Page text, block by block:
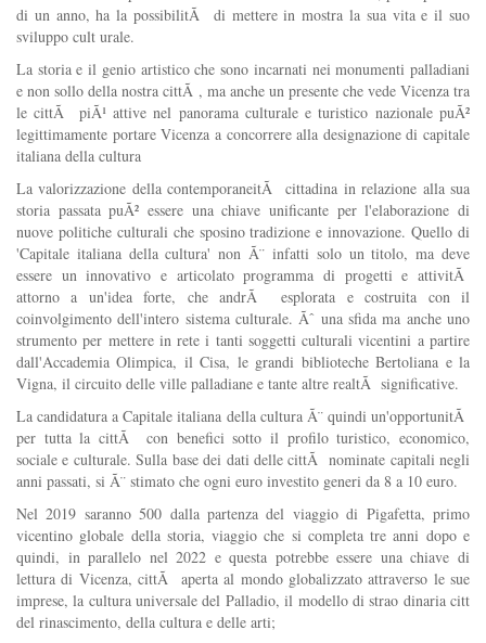
di un anno, ha la possibilitÃ di mettere in mostra la sua vita e il suo
sviluppo cult urale.
La storia e il genio artistico che sono incarnati nei monumenti palladiani
e non sollo della nostra cittÃ , ma anche un presente che vede Vicenza tra
le cittÃ piÃ¹ attive nel panorama culturale e turistico nazionale puÃ²
legittimamente portare Vicenza a concorrere alla designazione di capitale
italiana della cultura
La valorizzazione della contemporaneitÃ cittadina in relazione alla sua
storia passata puÃ² essere una chiave unificante per l'elaborazione di
nuove politiche culturali che sposino tradizione e innovazione. Quello di
'Capitale italiana della cultura' non Ã¨ infatti solo un titolo, ma deve
essere un innovativo e articolato programma di progetti e attivitÃ
attorno a un'idea forte, che andrÃ esplorata e costruita con il
coinvolgimento dell'intero sistema culturale. Ãˆ una sfida ma anche uno
strumento per mettere in rete i tanti soggetti culturali vicentini a partire
dall'Accademia Olimpica, il Cisa, le grandi biblioteche Bertoliana e la
Vigna, il circuito delle ville palladiane e tante altre realtÃ significative.
La candidatura a Capitale italiana della cultura Ã¨ quindi un'opportunitÃ
per tutta la cittÃ con benefici sotto il profilo turistico, economico,
sociale e culturale. Sulla base dei dati delle cittÃ nominate capitali negli
anni passati, si Ã¨ stimato che ogni euro investito generi da 8 a 10 euro.
Nel 2019 saranno 500 dalla partenza del viaggio di Pigafetta, primo
vicentino globale della storia, viaggio che si completa tre anni dopo e
quindi, in parallelo nel 2022 e questa potrebbe essere una chiave di
lettura di Vicenza, cittÃ aperta al mondo globalizzato attraverso le sue
imprese, la cultura universale del Palladio, il modello di strao dinaria citt
del rinascimento, della cultura e delle arti;